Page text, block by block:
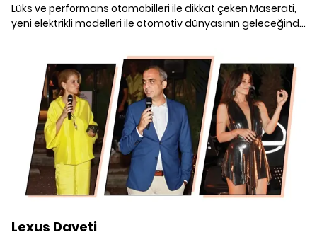
Lüks ve performans otomobilleri ile dikkat çeken Maserati,
yeni elektrikli modelleri ile otomotiv dünyasının geleceğinde
Lexus Daveti